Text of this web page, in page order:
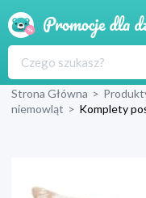
Strona Główna >
niemowląt > Komplety